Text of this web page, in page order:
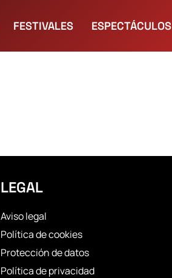
FESTIVALES ESPECTÁCULOS
LEGAL
Aviso legal
Política de cookies
Protección de datos
Política de privacidad